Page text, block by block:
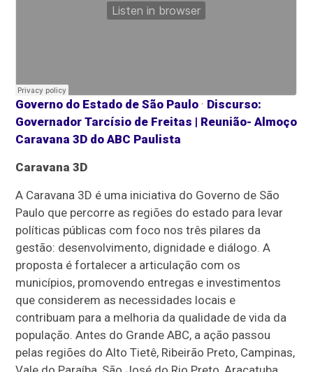
Governo do Estado de São Paulo · Discurso:
Governador Tarcísio de Freitas | Reunião- Almoço
Caravana 3D do ABC Paulista
Caravana 3D
A Caravana 3D é uma iniciativa do Governo de São
Paulo que percorre as regiões do estado para levar
políticas públicas com foco nos três pilares da
gestão: desenvolvimento, dignidade e diálogo. A
proposta é fortalecer a articulação com os
municípios, promovendo entregas e investimentos
que considerem as necessidades locais e
contribuam para a melhoria da qualidade de vida da
população. Antes do Grande ABC, a ação passou
pelas regiões do Alto Tietê, Ribeirão Preto, Campinas,